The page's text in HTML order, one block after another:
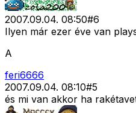
2007.09.04. 08:50#6
Ilyen már ezer éve van
A
feri6666
2007.09.04. 08:10#5
és mi van akkor ha